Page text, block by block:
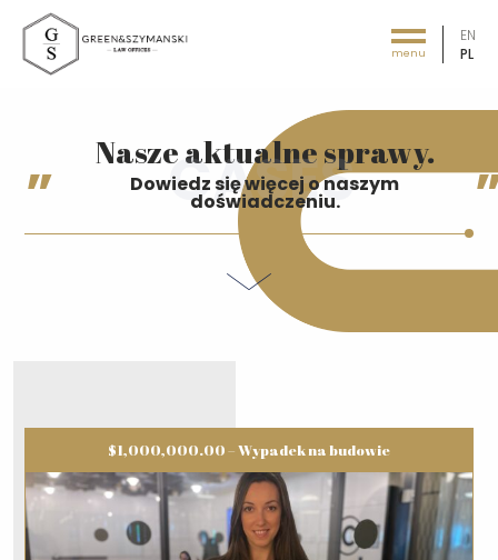
menu
EN
PL
Nasze aktualne sprawy.
Dowiedz się więcej o naszym
doświadczeniu.
$1,000,000.00 – Wypadek na budowie